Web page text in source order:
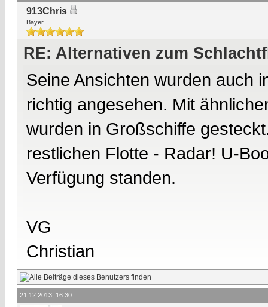
913Chris
Bayer
RE: Alternativen zum
Seine Ansichten wurden auch
richtig angesehen. Mit
wurden in Großschiffe
restlichen Flotte - Radar! U-
Verfügung standen.
VG
Christian
21.12.2013, 16:30